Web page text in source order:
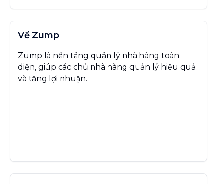
Về Zump
Zump là nền tảng quản lý nhà hàng toàn
diện, giúp các chủ nhà hàng quản lý hiệu quả
và tăng lợi nhuận.